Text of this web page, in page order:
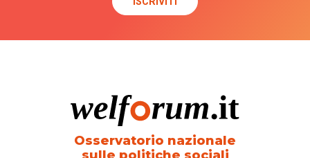
Osservatorio nazionale
sulle politiche sociali